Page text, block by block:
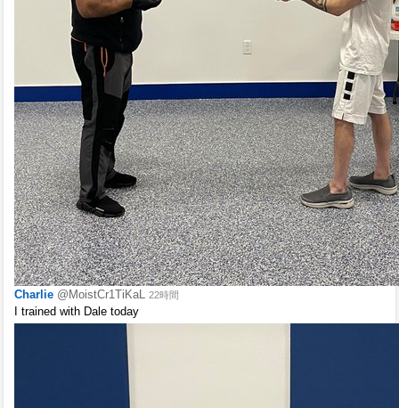
Charlie @MoistCr1TiKaL 22時間
I trained with Dale today